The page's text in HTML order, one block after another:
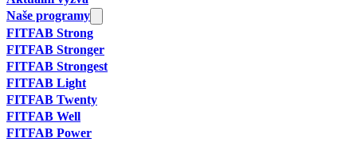
Naše programy
FITFAB Strong
FITFAB Stronger
FITFAB Strongest
FITFAB Light
FITFAB Twenty
FITFAB Well
FITFAB Power